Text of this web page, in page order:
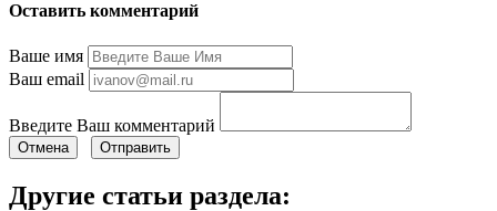
Оставить комментарий
Ваше имя
Ваш email
Введите Ваш комментарий
Отмена Отправить
Другие статьи раздела: